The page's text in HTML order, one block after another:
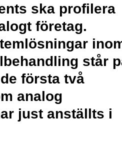
ska profilera
företag.
står
första två
analog
just anställts i